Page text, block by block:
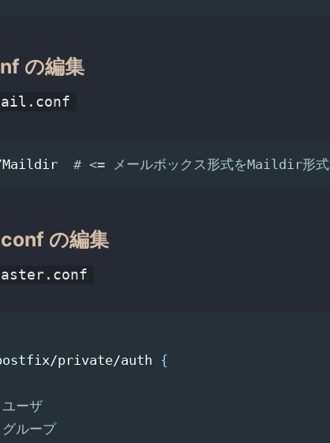
の編集
Maildir # <= メールボックス形式をMaildir形式
の編集
private/auth {
ーザ
ループ